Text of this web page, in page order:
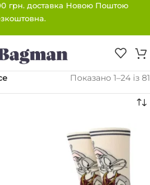
грн. доставка Новою Поштою
Показано 1–24 із 81